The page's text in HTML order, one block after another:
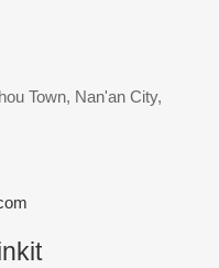
Town, Nan'an City,